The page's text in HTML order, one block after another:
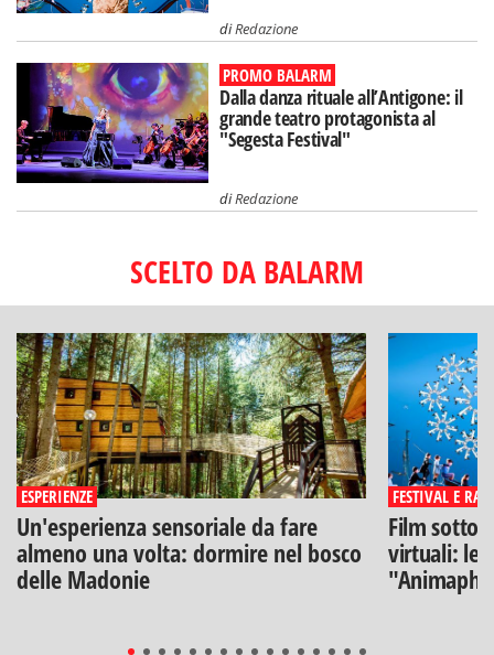
diRedazione
PROMO BALARM
Dalla danza rituale all’Antigone: il
grande teatro protagonista al
"Segesta Festival"
diRedazione
SCELTO DA BALARM
ESPERIENZE
Un'esperienza sensoriale da fare
almeno una volta: dormire nel bosco
delle Madonie
FESTIVAL E
Film sotto
virtuali: le